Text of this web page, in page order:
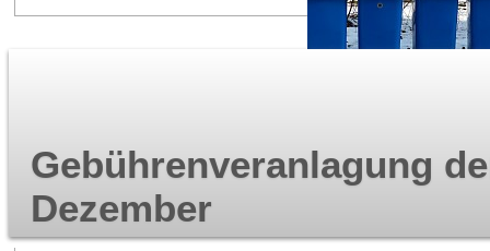
Gebührenveranlagung
Dezember